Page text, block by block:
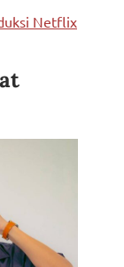
Netflix